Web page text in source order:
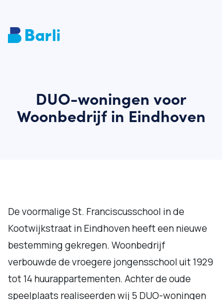
DUO-woningen voor
Woonbedrijf in Eindhoven
De voormalige St. Franciscusschool in de
Kootwijkstraat in Eindhoven heeft een nieuwe
bestemming gekregen. Woonbedrijf
verbouwde de vroegere jongensschool uit 1929
tot 14 huurappartementen. Achter de oude
speelplaats realiseerden wij 5 DUO-woningen